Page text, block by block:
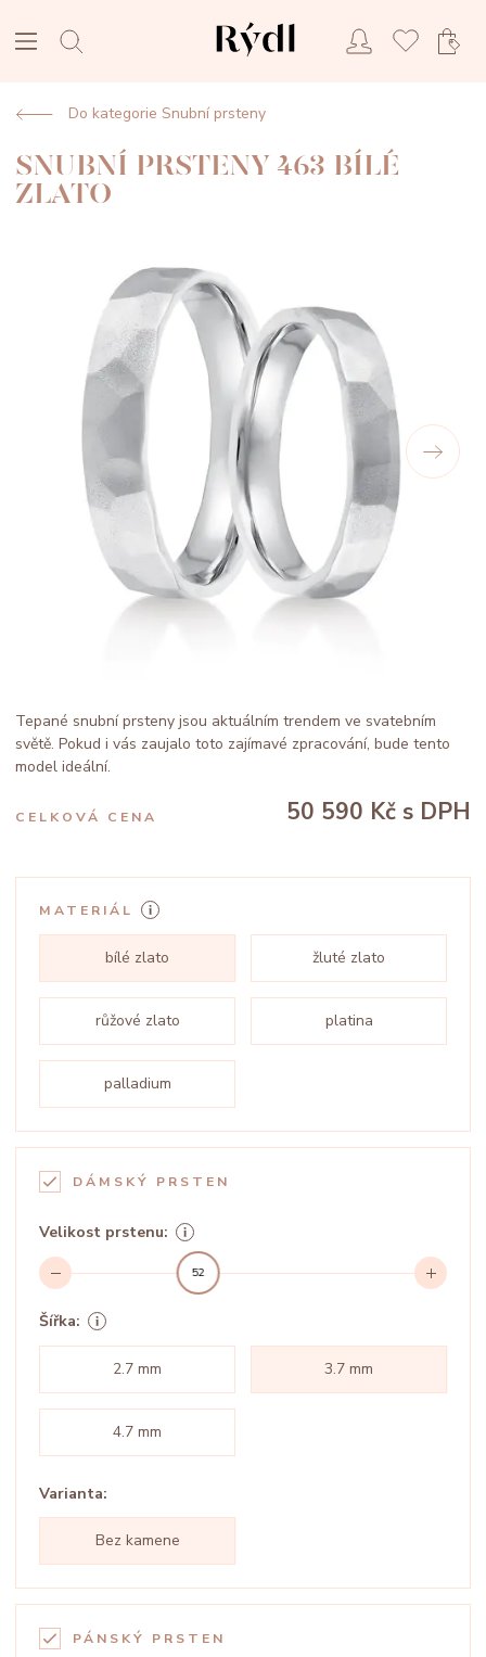
Do kategorie Snubní prsteny
SNUBNÍ PRSTENY 463 BÍLÉ
ZLATO
Tepané snubní prsteny jsou aktuálním trendem ve svatebním
světě. Pokud i vás zaujalo toto zajímavé zpracování, bude tento
model ideální.
CELKOVÁ CENA 50 590 Kč s DPH
MATERIÁL
bílé zlato žluté zlato
růžové zlato platina
palladium
DÁMSKÝ PRSTEN
Velikost prstenu:
52
Šířka:
2.7 mm 3.7 mm
4.7 mm
Varianta:
Bez kamene
PÁNSKÝ PRSTEN